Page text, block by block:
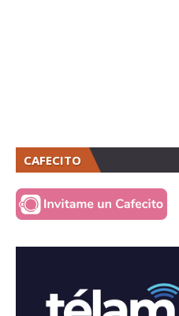
CAFECITO